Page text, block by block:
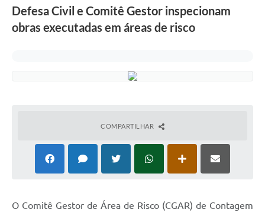
Defesa Civil e Comitê Gestor inspecionam
obras executadas em áreas de risco
COMPARTILHAR
O Comitê Gestor de Área de Risco (CGAR) de Contagem